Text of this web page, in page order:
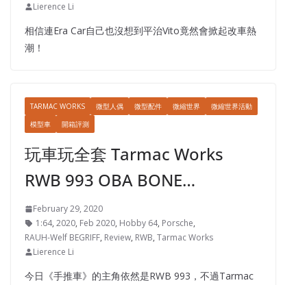
Lierence Li
相信連Era Car自己也沒想到平治Vito竟然會掀起改車熱
潮！
TARMAC WORKS 微型人偶 微型配件 微縮世界
微縮世界活動
模型車
開箱評測
玩車玩全套 Tarmac Works
RWB 993 OBA BONE…
February 29, 2020
1:64, 2020, Feb 2020, Hobby 64, Porsche,
RAUH-Welf BEGRIFF, Review, RWB, Tarmac Works
Lierence Li
今日《手推車》的主角依然是RWB 993，不過Tarmac